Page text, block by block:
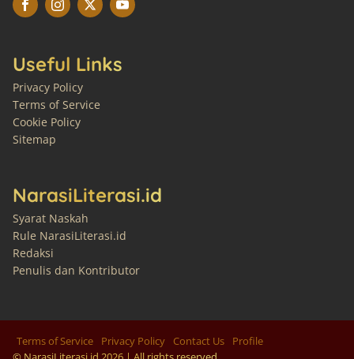
Useful Links
Privacy Policy
Terms of Service
Cookie Policy
Sitemap
NarasiLiterasi.id
Syarat Naskah
Rule NarasiLiterasi.id
Redaksi
Penulis dan Kontributor
Terms of Service Privacy Policy Contact Us Profile